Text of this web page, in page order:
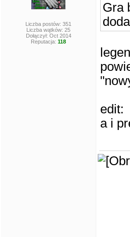
Liczba postów: 351
Liczba wątków: 25
Dołączył: Oct 2014
Reputacja: 118
Gra
edit:
a i